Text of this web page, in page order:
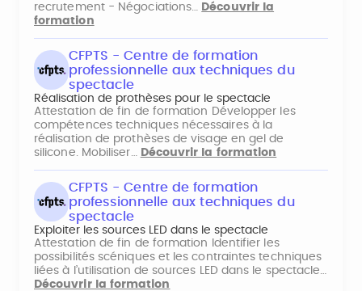
recrutement - Négociations…
Découvrir la
formation
CFPTS - Centre de formation
professionnelle aux techniques du
spectacle
Réalisation de prothèses pour le spectacle
Attestation de fin de formation Développer les
compétences techniques nécessaires à la
réalisation de prothèses de visage en gel de
silicone. Mobiliser…
Découvrir la formation
CFPTS - Centre de formation
professionnelle aux techniques du
spectacle
Exploiter les sources LED dans le spectacle
Attestation de fin de formation Identifier les
possibilités scéniques et les contraintes techniques
liées à l’utilisation de sources LED dans le spectacle…
Découvrir la formation